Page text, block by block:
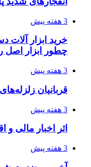
پروژه را تعیین
4 هفته پیش
تفکر «تساوی»
فدراسیون
4 هفته پیش
از کجا تجهیزات
4 هفته پیش
روسیه